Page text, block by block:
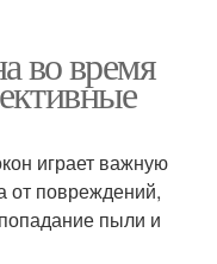
во время
играет важную
от повреждений,
пыли и